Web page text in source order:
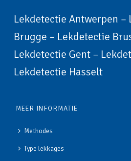
Lekdetectie Antwerpen –
Brugge – Lekdetectie
Lekdetectie Gent –
Lekdetectie Hasselt
MEER INFORMATIE
Methodes
Type lekkages